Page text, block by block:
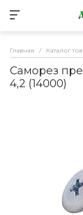
Главная / Каталог
Саморез
4,2 (14000)